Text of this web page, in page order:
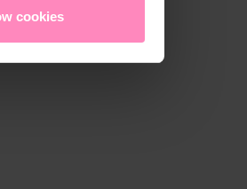
cookies